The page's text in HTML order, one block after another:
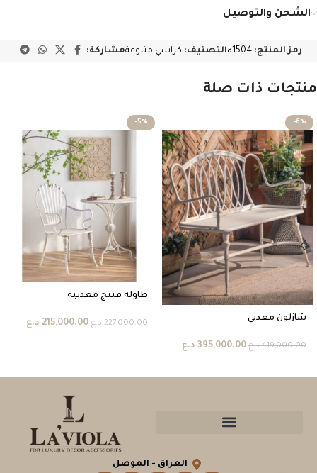
الشحن والتوصيل
رمز المنتج:a1504التصنيف: كراسي متنوعةمشاركة:
منتجات ذات صلة
-6%
شازلون معدني
419,000.00 د.ع 395,000.00 د.ع
-5%
طاولة فنتج معدنية
227,000.00 د.ع 215,000.00 د.ع
العراق - الموصل